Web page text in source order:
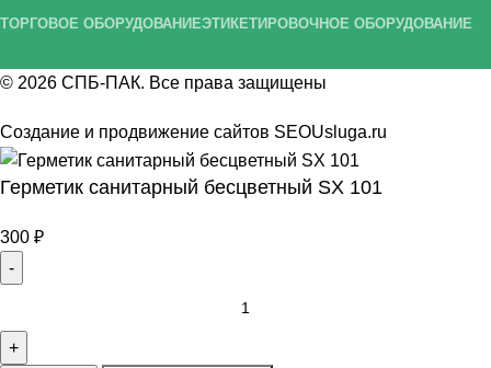
ТОРГОВОЕ ОБОРУДОВАНИЕЭТИКЕТИРОВОЧНОЕ ОБОРУДОВАНИЕ
© 2026 СПБ-ПАК. Все права защищены
Создание и продвижение сайтов SEOUsluga.ru
Герметик санитарный бесцветный SХ 101
300 ₽